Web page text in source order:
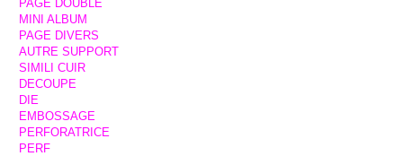
PAGE DOUBLE
MINI ALBUM
PAGE DIVERS
AUTRE SUPPORT
SIMILI CUIR
DECOUPE
DIE
EMBOSSAGE
PERFORATRICE
PERF